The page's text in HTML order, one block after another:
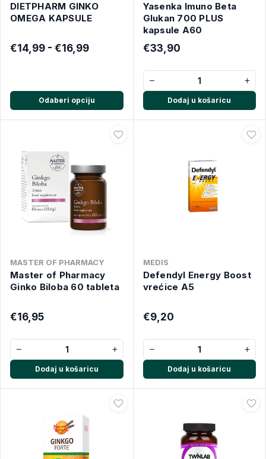
DIETPHARM GINKO
OMEGA KAPSULE
€14,99 - €16,99
Odaberi opciju
Yasenka Imuno Beta
Glukan 700 PLUS
kapsule A60
€33,90
− +
Dodaj u košaricu
MASTER OF PHARMACY
Master of Pharmacy
Ginko Biloba 60 tableta
€16,95
− +
Dodaj u košaricu
MEDIS
Defendyl Energy Boost
vrećice A5
€9,20
− +
Dodaj u košaricu